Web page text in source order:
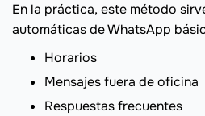
En la práctica, este método
automáticas de WhatsApp
Horarios
Mensajes fuera de oficina
Respuestas frecuentes